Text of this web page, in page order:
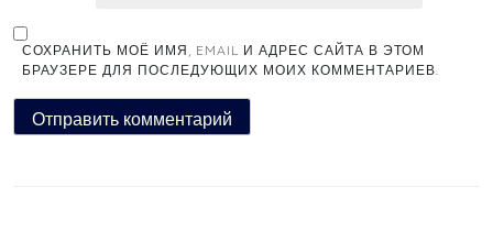
СОХРАНИТЬ МОЁ ИМЯ, EMAIL И АДРЕС САЙТА В ЭТОМ
БРАУЗЕРЕ ДЛЯ ПОСЛЕДУЮЩИХ МОИХ КОММЕНТАРИЕВ.